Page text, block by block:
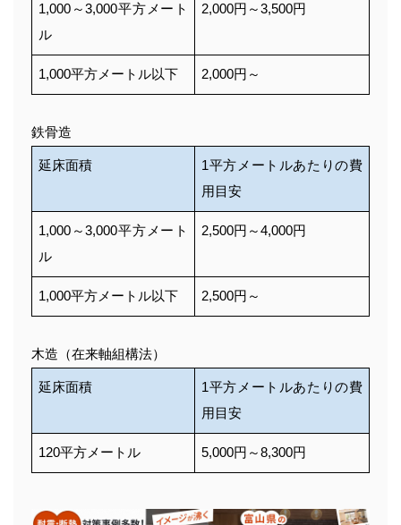
1,000～3,000平方メート
ル
2,000円～3,500円
1,000平方メートル以下 2,000円～
鉄骨造
延床面積
1平方メートルあたりの費
用目安
1,000～3,000平方メート
ル
2,500円～4,000円
1,000平方メートル以下 2,500円～
木造（在来軸組構法）
延床面積
1平方メートルあたりの費
用目安
120平方メートル 5,000円～8,300円